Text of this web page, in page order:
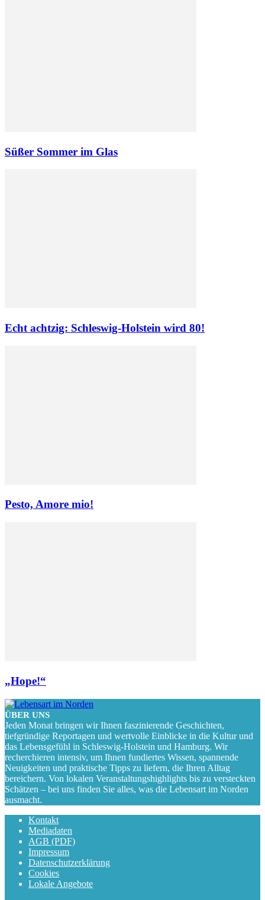
Süßer Sommer im Glas
Echt achtzig: Schleswig-Holstein wird 80!
Pesto, Amore mio!
„Hope!“
ÜBER UNS
Jeden Monat bringen wir Ihnen faszinierende Geschichten,
tiefgründige Reportagen und wertvolle Einblicke in die Kultur und
das Lebensgefühl in Schleswig-Holstein und Hamburg. Wir
recherchieren intensiv, um Ihnen fundiertes Wissen, spannende
Neuigkeiten und praktische Tipps zu liefern, die Ihren Alltag
bereichern. Von lokalen Veranstaltungshighlights bis zu versteckten
Schätzen – bei uns finden Sie alles, was die Lebensart im Norden
ausmacht.
Kontakt
Mediadaten
AGB (PDF)
Impressum
Datenschutzerklärung
Cookies
Lokale Angebote